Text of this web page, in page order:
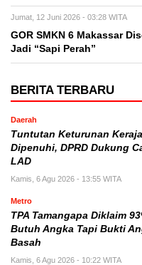
Jumat, 12 Juni 2026 - 03:28 WITA
GOR SMKN 6 Makassar
Jadi “Sapi Perah”
BERITA TERBARU
Daerah
Tuntutan Keturunan
Dipenuhi, DPRD Dukung
LAD
Kamis, 6 Agu 2026 - 13:55 WITA
Metro
TPA Tamangapa Diklaim
Butuh Angka Tapi Bukti
Basah
Kamis, 6 Agu 2026 - 10:22 WITA